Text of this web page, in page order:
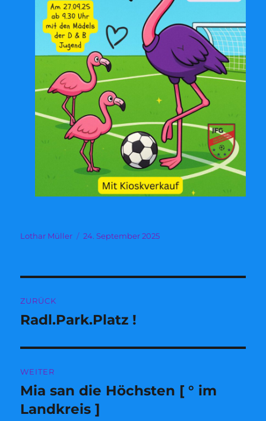
Autor
Lothar Müller
Veröffentlicht
24. September 2025
ZURÜCK
Vorheriger
Radl.Park.Platz !
WEITER
Nächster
Beitrag:
Mia san die Höchsten [ ° im
Landkreis ]